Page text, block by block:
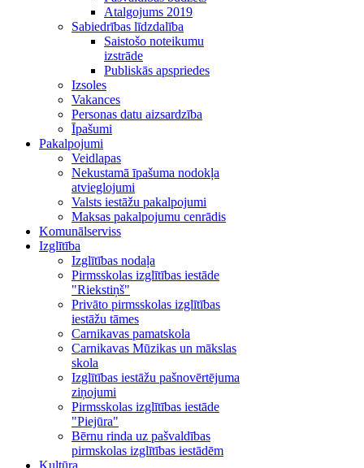
Atalgojums 2019
Sabiedrības līdzdalība
Saistošo noteikumu
izstrāde
Publiskās apspriedes
Izsoles
Vakances
Personas datu aizsardzība
Īpašumi
Pakalpojumi
Veidlapas
Nekustamā īpašuma nodokļa
atvieglojumi
Valsts iestāžu pakalpojumi
Maksas pakalpojumu cenrādis
Komunālserviss
Izglītība
Izglītības nodaļa
Pirmsskolas izglītības iestāde
"Riekstiņš"
Privāto pirmsskolas izglītības
iestāžu tāmes
Carnikavas pamatskola
Carnikavas Mūzikas un mākslas
skola
Izglītības iestāžu pašnovērtējuma
ziņojumi
Pirmsskolas izglītības iestāde
"Piejūra"
Bērnu rinda uz pašvaldības
pirmskolas izglītības iestādēm